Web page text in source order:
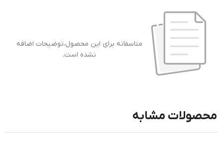
متاسفانه برای این محصول،توضیحات اضافه
نشده است.
محصولات مشابه